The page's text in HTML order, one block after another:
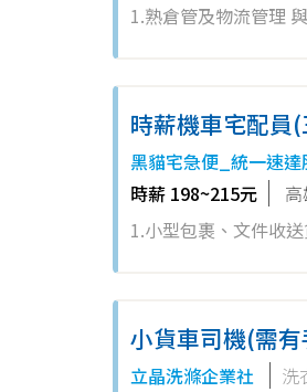
時薪機車宅配員
黑貓宅急便_統一速達
時薪 198~215元
1.小型包裹、文件收送貨服務
小貨車司機(需
立晶洗滌企業社
洗